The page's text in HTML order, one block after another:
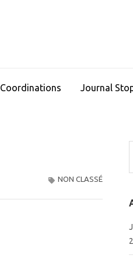
Coordinations Journal
NON CLASSÉ